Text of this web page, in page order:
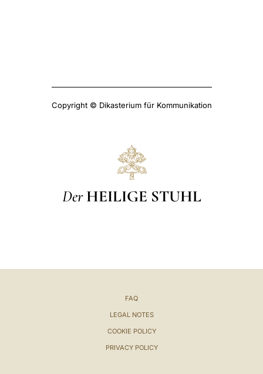
Copyright © Dikasterium für Kommunikation
Der HEILIGE STUHL
FAQ
LEGAL NOTES
COOKIE POLICY
PRIVACY POLICY